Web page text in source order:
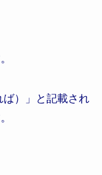
）」と記載され